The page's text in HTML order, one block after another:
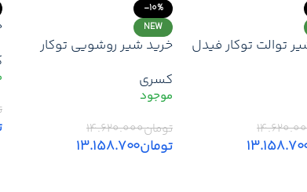
توالت توکار فیدل
تخفیف + ارسال
-10%
NEW
خرید شیر روشویی توکار
خرید با گارانتی معتبر +
تخفیف + ارسال سریع تهران
کسری
تومان۱۴.۶۲۰.۰۰۰
تومان۱۳.۱۵۸.۷۰۰